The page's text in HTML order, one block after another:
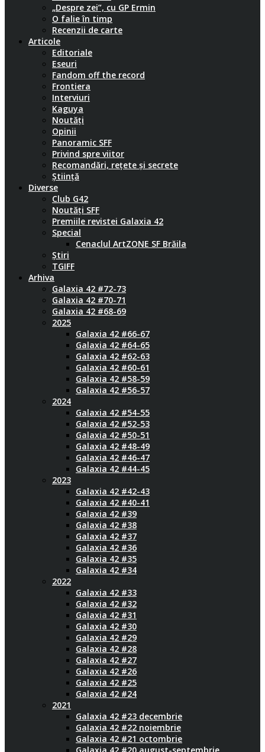
„Despre zei”, cu GP Ermin
O falie în timp
Recenzii de carte
Articole
Editoriale
Eseuri
Fandom off the record
Frontiera
Interviuri
Kaguya
Noutăți
Opinii
Panoramic SFF
Privind spre viitor
Recomandări, rețete și secrete
Știință
Diverse
Club G42
Noutăți SFF
Premiile revistei Galaxia 42
Special
Cenaclul ArtZONE SF Brăila
Știri
TGIFF
Arhiva
Galaxia 42 #72-73
Galaxia 42 #70-71
Galaxia 42 #68-69
2025
Galaxia 42 #66-67
Galaxia 42 #64-65
Galaxia 42 #62-63
Galaxia 42 #60-61
Galaxia 42 #58-59
Galaxia 42 #56-57
2024
Galaxia 42 #54-55
Galaxia 42 #52-53
Galaxia 42 #50-51
Galaxia 42 #48-49
Galaxia 42 #46-47
Galaxia 42 #44-45
2023
Galaxia 42 #42-43
Galaxia 42 #40-41
Galaxia 42 #39
Galaxia 42 #38
Galaxia 42 #37
Galaxia 42 #36
Galaxia 42 #35
Galaxia 42 #34
2022
Galaxia 42 #33
Galaxia 42 #32
Galaxia 42 #31
Galaxia 42 #30
Galaxia 42 #29
Galaxia 42 #28
Galaxia 42 #27
Galaxia 42 #26
Galaxia 42 #25
Galaxia 42 #24
2021
Galaxia 42 #23 decembrie
Galaxia 42 #22 noiembrie
Galaxia 42 #21 octombrie